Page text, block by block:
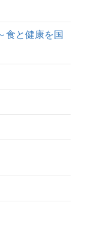
食と健康を国